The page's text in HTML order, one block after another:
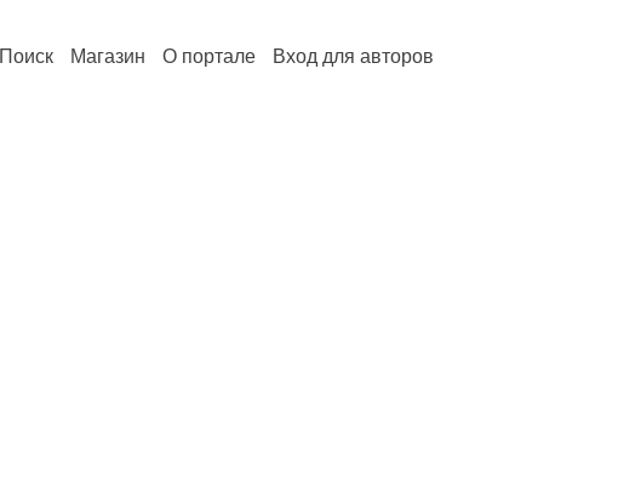
Поиск Магазин О портале Вход для авторов